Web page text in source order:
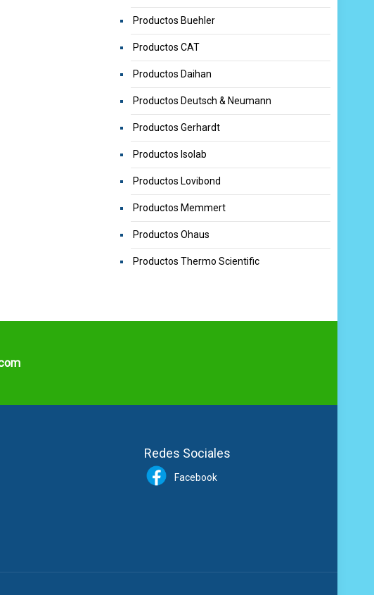
Productos Buehler
Productos CAT
Productos Daihan
Productos Deutsch & Neumann
Productos Gerhardt
Productos Isolab
Productos Lovibond
Productos Memmert
Productos Ohaus
Productos Thermo Scientific
Redes Sociales
Facebook